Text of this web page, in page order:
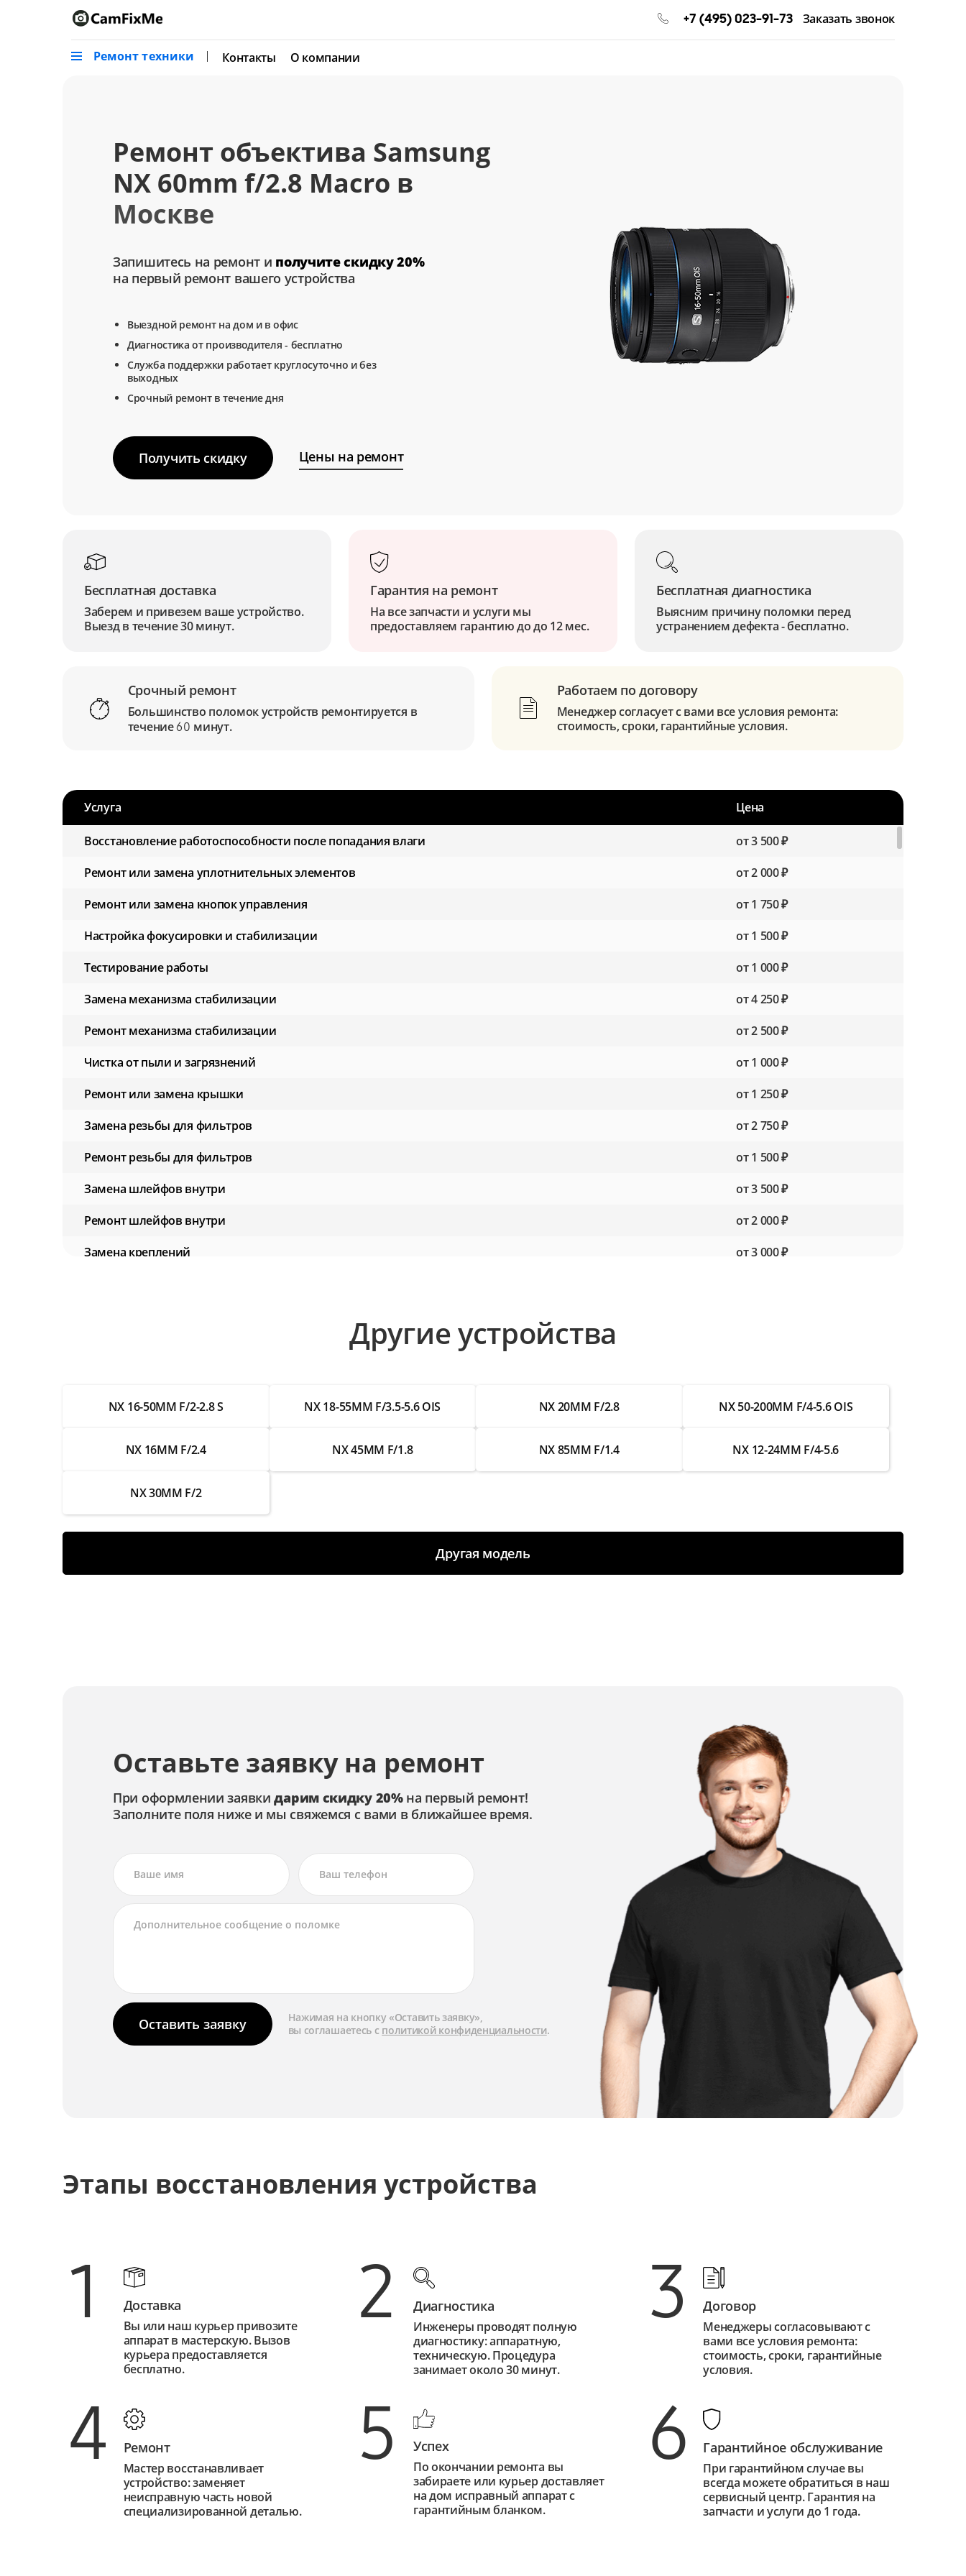
+7 (495) 023-91-73 Заказать звонок
Ремонт техники Контакты О компании
Ремонт объектива Samsung
NX 60mm f/2.8 Macro в
Москве
Запишитесь на ремонт и получите скидку 20%
на первый ремонт вашего устройства
Выездной ремонт на дом и в офис
Диагностика от производителя - бесплатно
Служба поддержки работает круглосуточно и без
выходных
Срочный ремонт в течение дня
Получить скидку Цены на ремонт
Бесплатная доставка
Заберем и привезем ваше устройство.
Выезд в течение 30 минут.
Гарантия на ремонт
На все запчасти и услуги мы
предоставляем гарантию до до 12 мес.
Бесплатная диагностика
Выясним причину поломки перед
устранением дефекта - бесплатно.
Срочный ремонт
Большинство поломок устройств ремонтируется в
течение 60 минут.
Работаем по договору
Менеджер согласует с вами все условия ремонта:
стоимость, сроки, гарантийные условия.
Услуга Цена
Восстановление работоспособности после попадания влаги
от 3 500 ₽
Ремонт или замена уплотнительных элементов
от 2 000 ₽
Ремонт или замена кнопок управления
от 1 750 ₽
Настройка фокусировки и стабилизации
от 1 500 ₽
Тестирование работы
от 1 000 ₽
Замена механизма стабилизации
от 4 250 ₽
Ремонт механизма стабилизации
от 2 500 ₽
Чистка от пыли и загрязнений
от 1 000 ₽
Ремонт или замена крышки
от 1 250 ₽
Замена резьбы для фильтров
от 2 750 ₽
Ремонт резьбы для фильтров
от 1 500 ₽
Замена шлейфов внутри
от 3 500 ₽
Ремонт шлейфов внутри
от 2 000 ₽
Замена креплений
от 3 000 ₽
Ремонт контактов для передачи данных
от 1 750 ₽
Чистка линз
от 750 ₽
от 3 500 ₽
Замена стабилизатора изображения
от 4 250 ₽
от 4 000 ₽
Ремонт механизма зуммирования
от 2 500 ₽
Замена автофокуса
от 3 500 ₽
Ремонт автофокуса
от 2 250 ₽
Замена оптических элементов
от 3 500 ₽
Ремонт оптических элементов
от 2 000 ₽
Другие устройства
NX 16-50MM F/2-2.8 S NX 18-55MM F/3.5-5.6 OIS NX 20MM F/2.8 NX 50-200MM F/4-5.6 OIS
NX 16MM F/2.4 NX 45MM F/1.8 NX 85MM F/1.4 NX 12-24MM F/4-5.6
NX 30MM F/2
Другая модель
Оставьте заявку на ремонт
При оформлении заявкидарим скидку 20%на первый ремонт!
Заполните поля ниже и мы свяжемся с вами в ближайшее время.
Оставить заявку
Нажимая на кнопку «Оставить заявку»,
вы соглашаетесь с политикой конфиденциальности.
Этапы восстановления устройства
1 Доставка
Вы или наш курьер привозите
аппарат в мастерскую. Вызов
курьера предоставляется
бесплатно.
2 Диагностика
Инженеры проводят полную
диагностику: аппаратную,
техническую. Процедура
занимает около 30 минут.
3 Договор
Менеджеры согласовывают с
вами все условия ремонта:
стоимость, сроки, гарантийные
условия.
4 Ремонт
Мастер восстанавливает
устройство: заменяет
неисправную часть новой
специализированной деталью.
5 Успех
По окончании ремонта вы
забираете или курьер доставляет
на дом исправный аппарат с
гарантийным бланком.
6 Гарантийное обслуживание
При гарантийном случае вы
всегда можете обратиться в наш
сервисный центр. Гарантия на
запчасти и услуги до 1 года.